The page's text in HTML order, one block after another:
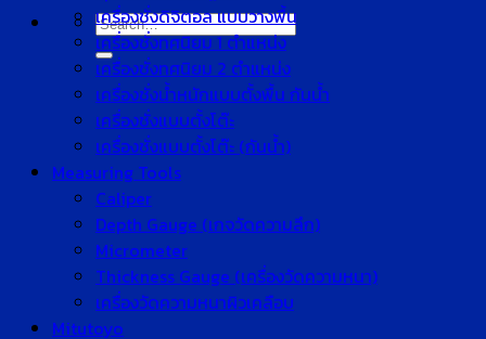
Search
for:
เครื่องชั่งดิจิตอล แบบวางพื้น
เครื่องชั่งทศนิยม 1 ตำแหน่ง
เครื่องชั่งทศนิยม 2 ตำแหน่ง
เครื่องชั่งน้ำหนักแบบตั้งพื้น กันน้ำ
เครื่องชั่งแบบตั้งโต๊ะ
เครื่องชั่งแบบตั้งโต๊ะ (กันน้ำ)
Measuring Tools
Caliper
Depth Gauge (เกจวัดความลึก)
Micrometer
Thickness Gauge (เครื่องวัดความหนา)
เครื่องวัดความหนาผิวเคลือบ
Mitutoyo